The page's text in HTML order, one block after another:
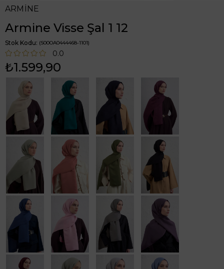
ARMİNE
Armine Visse Şal 1 12
Stok Kodu (S00OA0444468-1101)
0.0
₺1.599,90